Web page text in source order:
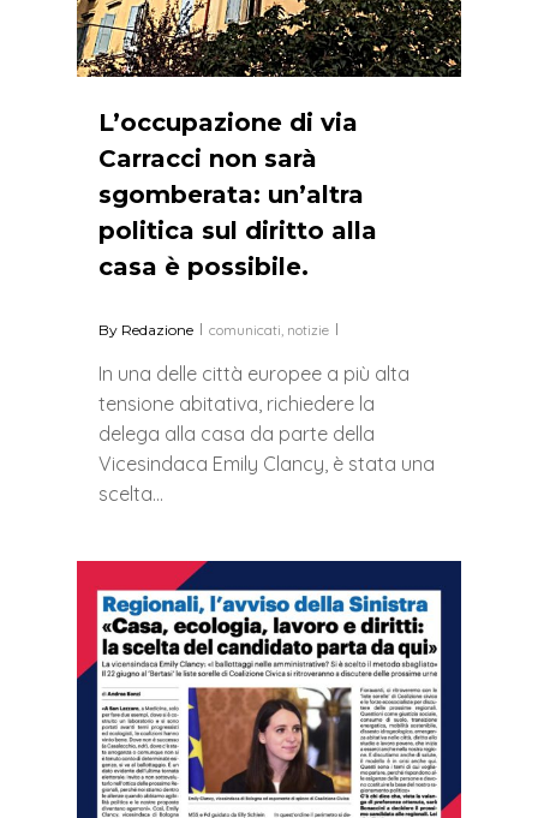
L’occupazione di via
Carracci non sarà
sgomberata: un’altra
politica sul diritto alla
casa è possibile.
By Redazione comunicati notizie
In una delle città europee a più alta
tensione abitativa, richiedere la
delega alla casa da parte della
Vicesindaca Emily Clancy, è stata una
scelta…